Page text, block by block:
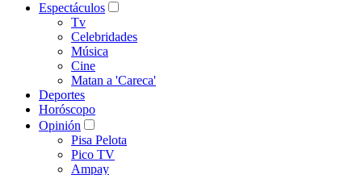
Espectáculos
Tv
Celebridades
Música
Cine
Matan a 'Careca'
Deportes
Horóscopo
Opinión
Pisa Pelota
Pico TV
Ampay